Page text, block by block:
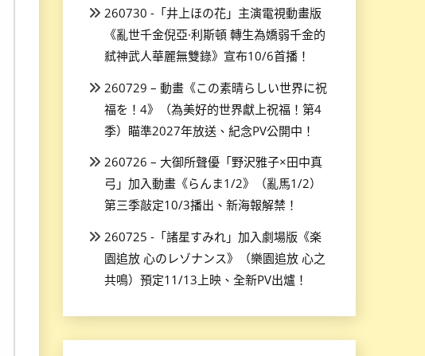
260730 -「井上ほの花」主演電視動畫版
《亂世千金倪亞·利斯頓 轉生為嬌弱千金的
弒神武人華麗無雙錄》宣布10/6首播！
260729 – 動畫《この素晴らしい世界に祝
福を！4》（為美好的世界獻上祝福！第4
季）瞄準2027年放送、紀念PV公開中！
260726 – 大御所聲優「野沢雅子×田中真
弓」加入動畫《らんま1/2》（亂馬1/2）
第三季敲定10/3播出、新海報解禁！
260725 -「諸星すみれ」加入劇場版《楽
園追放 心のレゾナンス》（樂園追放 心之
共鳴）預定11/13上映、全新PV出爐！